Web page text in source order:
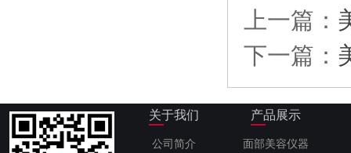
上一篇：
下一篇：
关于我们
公司简介
产品展示
面部美容仪器